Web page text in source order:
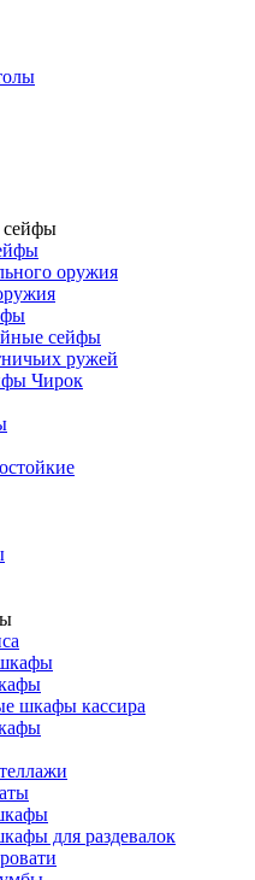
оружия
сейфы
ружей
Чирок
шкафы кассира
для раздевалок